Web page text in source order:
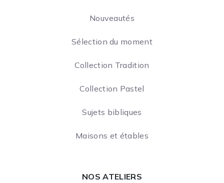
Nouveautés
Sélection du moment
Collection Tradition
Collection Pastel
Sujets bibliques
Maisons et étables
NOS ATELIERS